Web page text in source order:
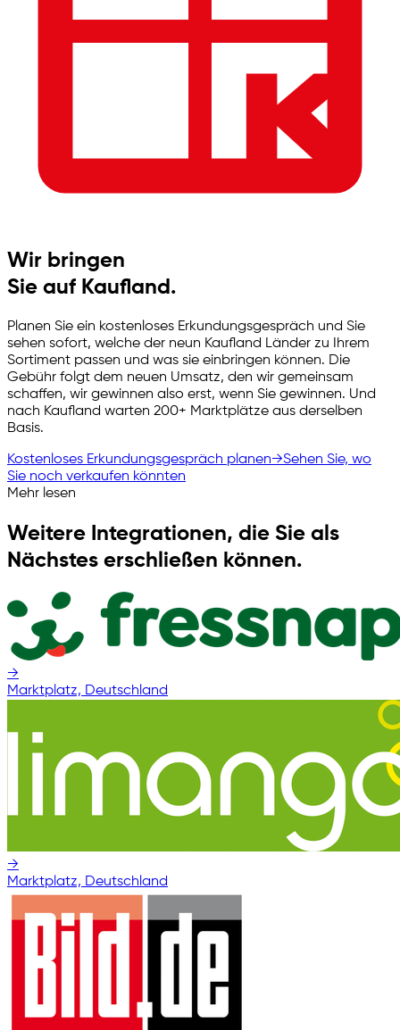
Wir bringen
Sie auf Kaufland.
Planen Sie ein kostenloses Erkundungsgespräch und Sie
sehen sofort, welche der neun Kaufland Länder zu Ihrem
Sortiment passen und was sie einbringen können. Die
Gebühr folgt dem neuen Umsatz, den wir gemeinsam
schaffen, wir gewinnen also erst, wenn Sie gewinnen. Und
nach Kaufland warten 200+ Marktplätze aus derselben
Basis.
Kostenloses Erkundungsgespräch planen→Sehen Sie, wo
Sie noch verkaufen könnten
Mehr lesen
Weitere Integrationen, die Sie als
Nächstes erschließen können.
→
Marktplatz, Deutschland
→
Marktplatz, Deutschland